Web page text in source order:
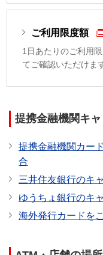
ご利用限度額
1日あたりのご利用
てご確認いただけま
提携金融機関キ
提携金融機関カー
合
三井住友銀行のキ
ゆうちょ銀行のキ
海外発行カードを